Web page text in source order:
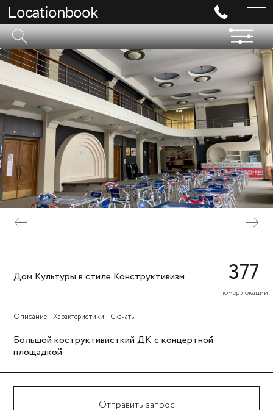
Locationbook
Дом Культуры в стиле Конструктивизм 377
номер локации
Описание Характеристики Скачать
Большой коструктивисткий ДК с концертной
площадкой
Отправить запрос